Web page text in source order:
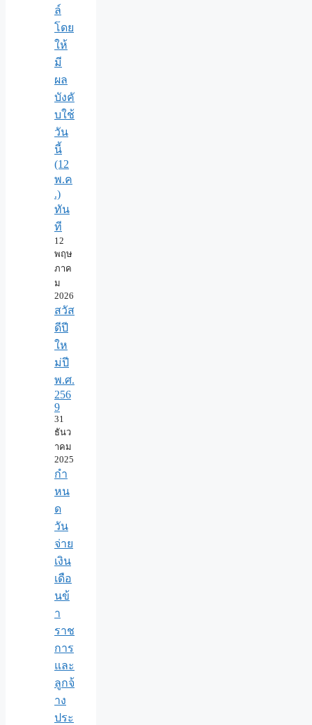
ล์
โดย
ให้
มี
ผล
บังคั
บใช้
วัน
นี้
(12
พ.ค
.)
ทัน
ที
12
พฤษ
ภาค
ม
2026
สวัส
ดีปี
ให
ม่ปี
พ.ศ.
256
9
31
ธันว
าคม
2025
กำ
หน
ด
วัน
จ่าย
เงิน
เดือ
นข้
า
ราช
การ
และ
ลูกจ้
าง
ประ